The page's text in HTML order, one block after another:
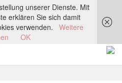
unserer Dienste. Mit
erklären Sie sich damit
verwenden.
Weitere
OK